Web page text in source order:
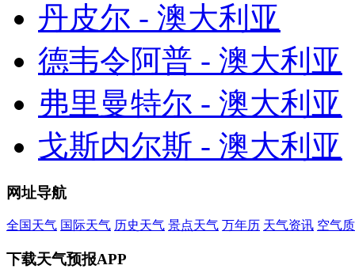
丹皮尔 - 澳大利亚
德韦令阿普 - 澳大利亚
弗里曼特尔 - 澳大利亚
戈斯内尔斯 - 澳大利亚
网址导航
全国天气 国际天气 历史天气 景点天气 万年历 天气资讯 空气
下载天气预报APP